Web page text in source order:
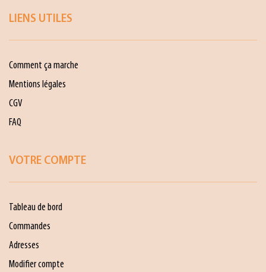
LIENS UTILES
Comment ça marche
Mentions légales
CGV
FAQ
VOTRE COMPTE
Tableau de bord
Commandes
Adresses
Modifier compte